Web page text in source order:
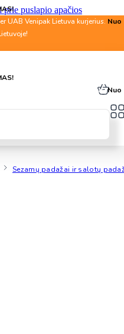
prie puslapio apačios
UAB Venipak Lietuva kurjerius. Nuo
UAB Venipak Lietuva kurjerius.Nuo
Sezamų padažai ir salotų